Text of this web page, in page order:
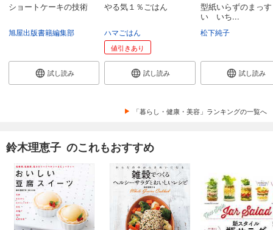
ショートケーキの技術
旭屋出版書籍編集部
試し読み
やる気１％ごはん
ハマごはん
値引きあり
試し読み
型紙いらずのまっ
い いち...
松下純子
試し読み
「暮らし・健康・美容」ランキングの一覧へ
鈴木理恵子 のこれもおすすめ